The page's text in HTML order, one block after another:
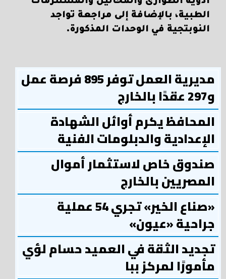
الطبية، بالإضافة إلى مراجعة تواجد
النوبتجية في الوحدات المذكورة.
مديرية العمل توفر 895 فرصة عمل
و297 عقدًا بالخارج
المحافظ يكرم أوائل الشهادة
الإعدادية والدبلومات الفنية
صندوق خاص لاستثمار أموال
المصريين بالخارج
«صناع الخير» تجري 54 عملية
جراحية «عيون»
تجديد الثقة في العميد حسام لؤي
مأمورًا لمركز ببا